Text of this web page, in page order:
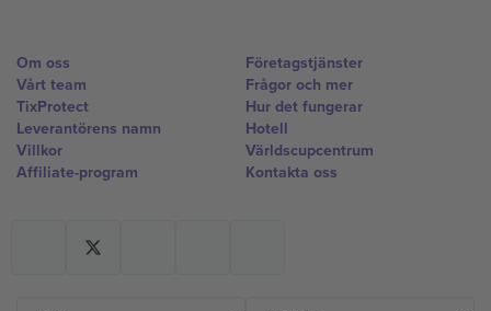
Om oss
Vårt team
TixProtect
Leverantörens namn
Villkor
Affiliate-program
Företagstjänster
Frågor och mer
Hur det fungerar
Hotell
Världscupcentrum
Kontakta oss